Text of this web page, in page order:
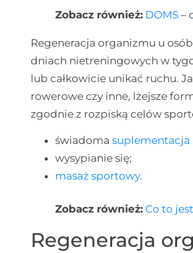
Zobacz również: DOMS –
Regeneracja organizmu u
dniach nietreningowych w
lub całkowicie unikać ruchu.
rowerowe czy inne, lżejsze
zgodnie z rozpiską celów
świadomasuplementacja
wysypianie się;
masaż sportowy.
Zobacz również: Co to
Regeneracja